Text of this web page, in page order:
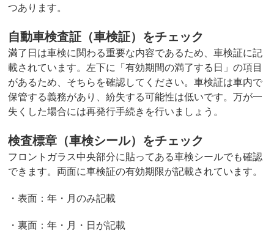
つあります。
自動車検査証（車検証）をチェック
満了日は車検に関わる重要な内容であるため、車検証に記
載されています。左下に「有効期間の満了する日」の項目
があるため、そちらを確認してください。車検証は車内で
保管する義務があり、紛失する可能性は低いです。万が一
失くした場合には再発行手続きを行いましょう。
検査標章（車検シール）をチェック
フロントガラス中央部分に貼ってある車検シールでも確認
できます。両面に車検証の有効期限が記載されています。
・表面：年・月のみ記載
・裏面：年・月・日が記載